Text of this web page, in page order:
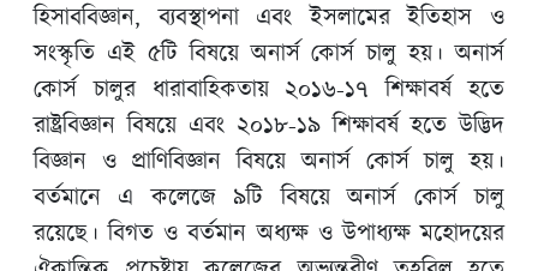
হিসাববিজ্ঞান, ব্যবস্থাপনা এবং ইসলামের ইতিহাস ও
সংস্কৃতি এই ৫টি বিষয়ে অনার্স কোর্স চালু হয়। অনার্স
কোর্স চালুর ধারাবাহিকতায় ২০১৬-১৭ শিক্ষাবর্ষ হতে
রাষ্ট্রবিজ্ঞান বিষয়ে এবং ২০১৮-১৯ শিক্ষাবর্ষ হতে উদ্ভিদ
বিজ্ঞান ও প্রাণিবিজ্ঞান বিষয়ে অনার্স কোর্স চালু হয়।
বর্তমানে এ কলেজে ৯টি বিষয়ে অনার্স কোর্স চালু
রয়েছে। বিগত ও বর্তমান অধ্যক্ষ ও উপাধ্যক্ষ মহোদয়ের